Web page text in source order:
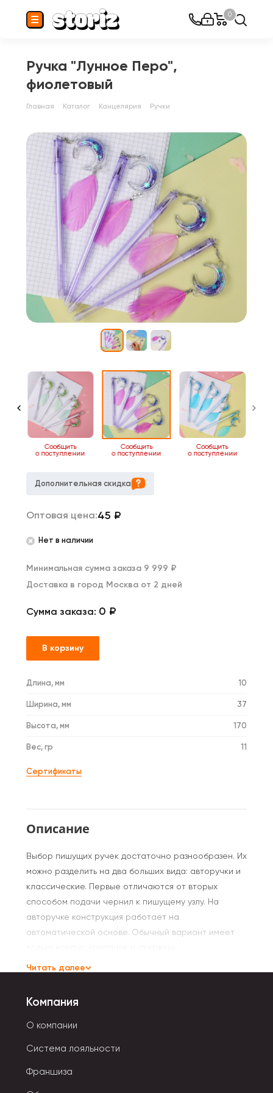
0
Ручка "Лунное Перо",
фиолетовый
Главная Каталог Канцелярия Ручки
Сообщить
о поступлении
Сообщить
о поступлении
Сообщить
о поступлении
Дополнительная скидка
Оптовая цена:45 ₽
Нет в наличии
Минимальная сумма заказа 9 999 ₽
Доставка в город Москва от 2 дней
Сумма заказа: 0 ₽
В корзину
Длина, мм 10
Ширина, мм 37
Высота, мм 170
Вес, гр 11
Сертификаты
Описание
Выбор пишущих ручек достаточно разнообразен. Их
можно разделить на два больших вида: авторучки и
классические. Первые отличаются от вторых
способом подачи чернил к пишущему узлу. На
авторучке конструкция работает на
автоматической основе. Обычный вариант имеет
виде долек арбуза, зайчиков, с помпонами-розовые
фламинго. Материал, из которого они сделаны,
пластмасса. Она держит удар, не ломается и не
гнется.
Читать далее
Компания
О компании
Система лояльности
Франшиза